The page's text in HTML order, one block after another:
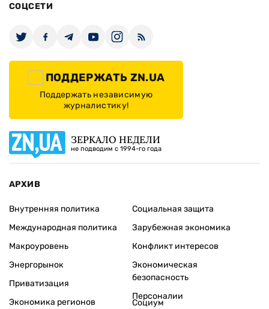
СОЦСЕТИ
ПОДДЕРЖАТЬ ZN.UA
Поддержать независимую
журналистику!
ЗЕРКАЛО НЕДЕЛИ
не подводим с 1994-го года
АРХИВ
Внутренняя политика
Международная политика
Макроуровень
Энергорынок
Приватизация
Экономика регионов
Социальная защита
Зарубежная экономика
Конфликт интересов
Экономическая
безопасность
Персоналии
Социум